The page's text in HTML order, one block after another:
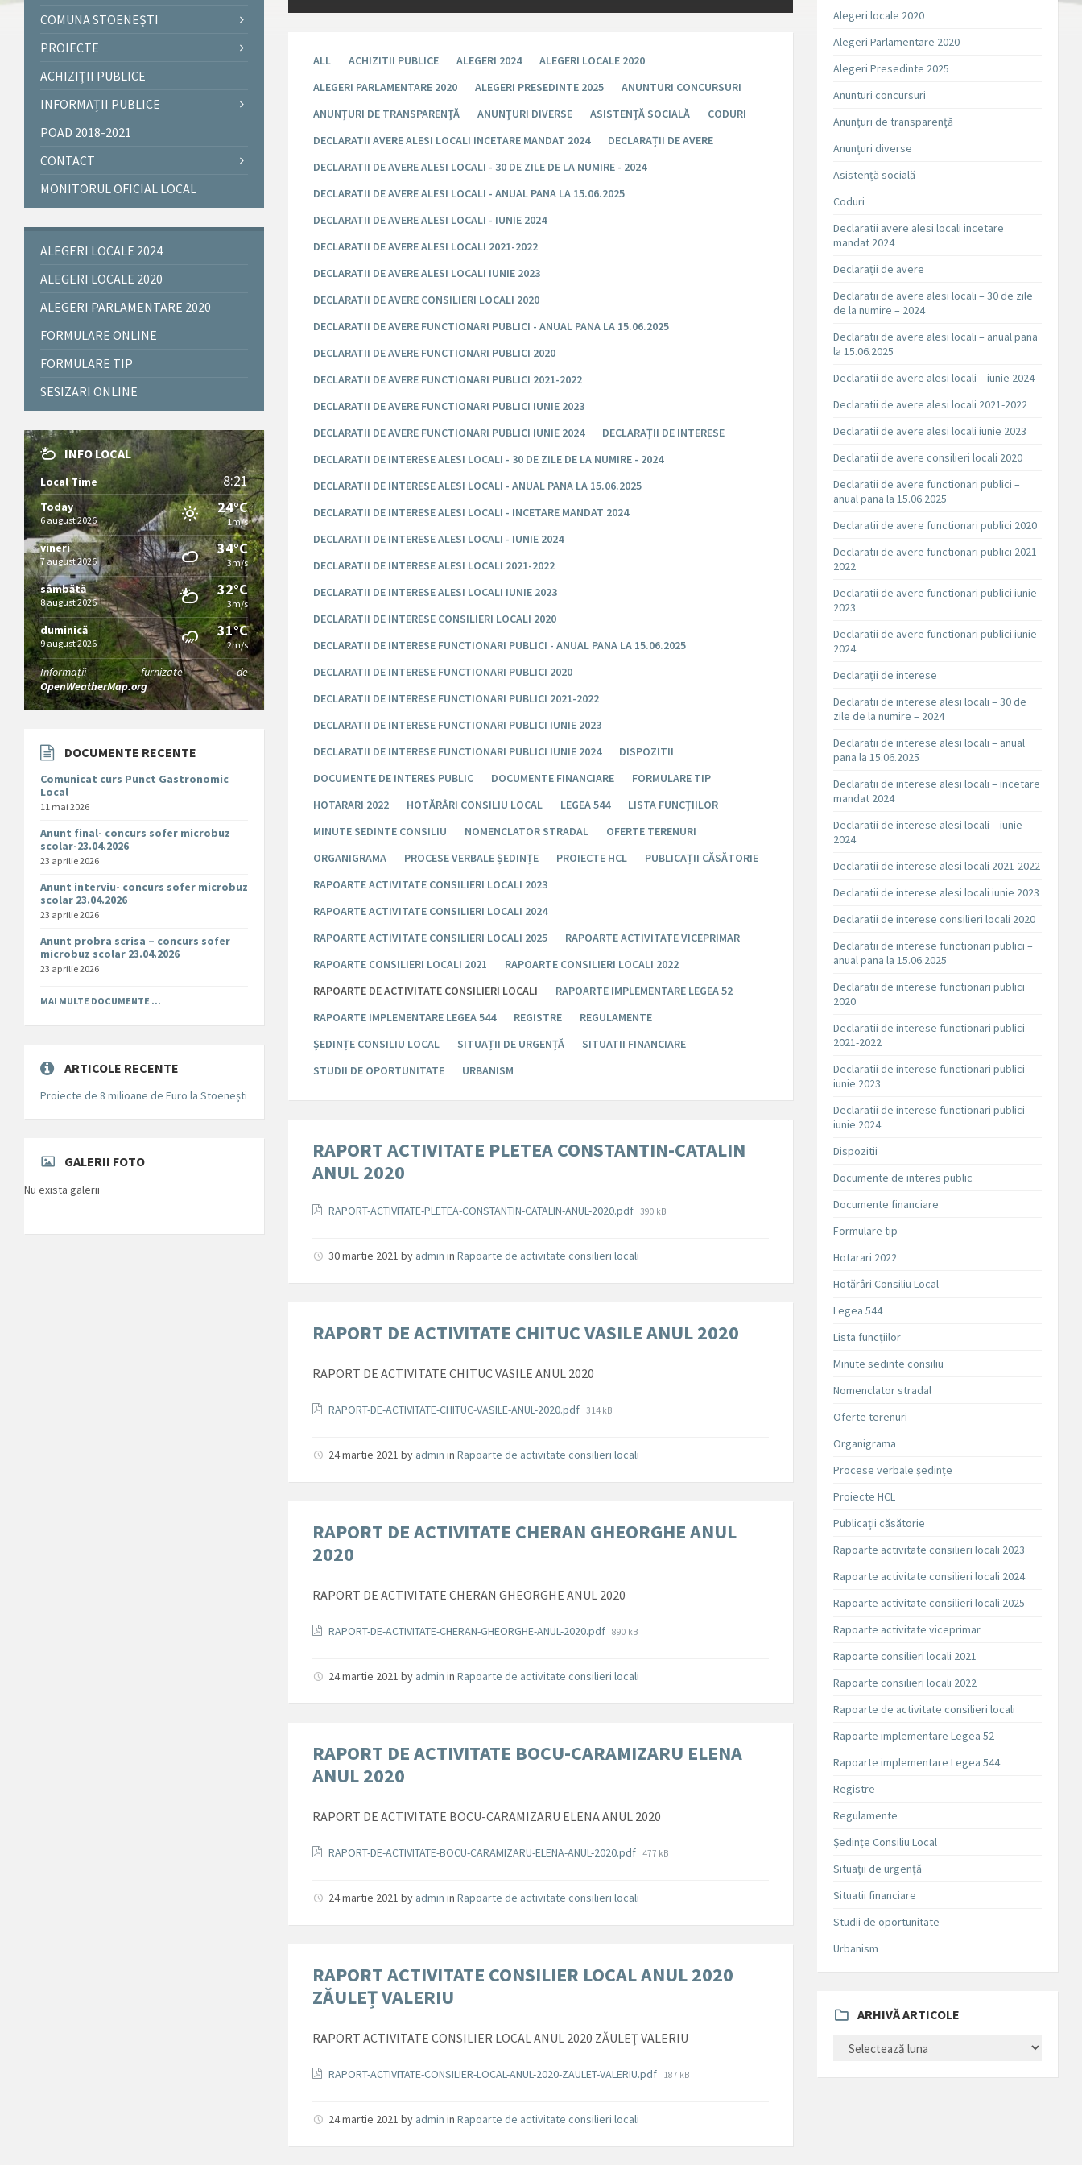
ALL ACHIZITII PUBLICE ALEGERI 2024
ALEGERI LOCALE 2020
ALEGERI PARLAMENTARE 2020
ALEGERI PRESEDINTE 2025
ANUNTURI CONCURSURI
ANUNȚURI DE TRANSPARENȚĂ
ANUNȚURI DIVERSE ASISTENȚĂ SOCIALĂ
CODURI
DECLARATII AVERE ALESI LOCALI INCETARE MANDAT 2024
DECLARAȚII DE AVERE
DECLARATII DE AVERE ALESI LOCALI - 30 DE ZILE DE LA NUMIRE - 2024
DECLARATII DE AVERE ALESI LOCALI - ANUAL PANA LA 15.06.2025
DECLARATII DE AVERE ALESI LOCALI - IUNIE 2024
DECLARATII DE AVERE ALESI LOCALI 2021-2022
DECLARATII DE AVERE ALESI LOCALI IUNIE 2023
DECLARATII DE AVERE CONSILIERI LOCALI 2020
DECLARATII DE AVERE FUNCTIONARI PUBLICI - ANUAL PANA LA 15.06.2025
DECLARATII DE AVERE FUNCTIONARI PUBLICI 2020
DECLARATII DE AVERE FUNCTIONARI PUBLICI 2021-2022
DECLARATII DE AVERE FUNCTIONARI PUBLICI IUNIE 2023
DECLARATII DE AVERE FUNCTIONARI PUBLICI IUNIE 2024
DECLARAȚII DE INTERESE
DECLARATII DE INTERESE ALESI LOCALI - 30 DE ZILE DE LA NUMIRE - 2024
DECLARATII DE INTERESE ALESI LOCALI - ANUAL PANA LA 15.06.2025
DECLARATII DE INTERESE ALESI LOCALI - INCETARE MANDAT 2024
DECLARATII DE INTERESE ALESI LOCALI - IUNIE 2024
DECLARATII DE INTERESE ALESI LOCALI 2021-2022
DECLARATII DE INTERESE ALESI LOCALI IUNIE 2023
DECLARATII DE INTERESE CONSILIERI LOCALI 2020
DECLARATII DE INTERESE FUNCTIONARI PUBLICI - ANUAL PANA LA 15.06.2025
DECLARATII DE INTERESE FUNCTIONARI PUBLICI 2020
DECLARATII DE INTERESE FUNCTIONARI PUBLICI 2021-2022
DECLARATII DE INTERESE FUNCTIONARI PUBLICI IUNIE 2023
DECLARATII DE INTERESE FUNCTIONARI PUBLICI IUNIE 2024
DISPOZITII
DOCUMENTE DE INTERES PUBLIC
DOCUMENTE FINANCIARE
FORMULARE TIP
HOTARARI 2022
HOTĂRÂRI CONSILIU LOCAL LEGEA 544
LISTA FUNCȚIILOR
MINUTE SEDINTE CONSILIU
NOMENCLATOR STRADAL
OFERTE TERENURI
ORGANIGRAMA
PROCESE VERBALE ȘEDINȚE PROIECTE HCL
PUBLICAȚII CĂSĂTORIE
RAPOARTE ACTIVITATE CONSILIERI LOCALI 2023
RAPOARTE ACTIVITATE CONSILIERI LOCALI 2024
RAPOARTE ACTIVITATE CONSILIERI LOCALI 2025
RAPOARTE ACTIVITATE VICEPRIMAR
RAPOARTE CONSILIERI LOCALI 2021
RAPOARTE CONSILIERI LOCALI 2022
RAPOARTE DE ACTIVITATE CONSILIERI LOCALI
RAPOARTE IMPLEMENTARE LEGEA 52
RAPOARTE IMPLEMENTARE LEGEA 544
REGISTRE
REGULAMENTE
ȘEDINȚE CONSILIU LOCAL
SITUAȚII DE URGENȚĂ
SITUATII FINANCIARE
STUDII DE OPORTUNITATE
URBANISM
RAPORT ACTIVITATE PLETEA CONSTANTIN-CATALIN
ANUL 2020
Documente
RAPORT-ACTIVITATE-PLETEA-CONSTANTIN-CATALIN-ANUL-2020.pdf File
390 kB
30 martie 2021by admin inRapoarte de activitate consilieri locali
RAPORT DE ACTIVITATE CHITUC VASILE ANUL 2020
RAPORT DE ACTIVITATE CHITUC VASILE ANUL 2020
Documente
RAPORT-DE-ACTIVITATE-CHITUC-VASILE-ANUL-2020.pdf File
314 kB
24 martie 2021by admin inRapoarte de activitate consilieri locali
RAPORT DE ACTIVITATE CHERAN GHEORGHE ANUL
2020
RAPORT DE ACTIVITATE CHERAN GHEORGHE ANUL 2020
Documente
RAPORT-DE-ACTIVITATE-CHERAN-GHEORGHE-ANUL-2020.pdf File
890 kB
24 martie 2021by admin inRapoarte de activitate consilieri locali
RAPORT DE ACTIVITATE BOCU-CARAMIZARU ELENA
ANUL 2020
RAPORT DE ACTIVITATE BOCU-CARAMIZARU ELENA ANUL 2020
Documente
RAPORT-DE-ACTIVITATE-BOCU-CARAMIZARU-ELENA-ANUL-2020.pdf File
477 kB
24 martie 2021by admin inRapoarte de activitate consilieri locali
RAPORT ACTIVITATE CONSILIER LOCAL ANUL 2020
ZĂULEȚ VALERIU
RAPORT ACTIVITATE CONSILIER LOCAL ANUL 2020 ZĂULEȚ VALERIU
Documente
RAPORT-ACTIVITATE-CONSILIER-LOCAL-ANUL-2020-ZAULET-VALERIU.pdf File
187 kB
24 martie 2021by admin inRapoarte de activitate consilieri locali
COMUNA STOENEȘTI
PROIECTE
ACHIZIȚII PUBLICE
INFORMAȚII PUBLICE
POAD 2018-2021
CONTACT
MONITORUL OFICIAL LOCAL
ALEGERI LOCALE 2024
ALEGERI LOCALE 2020
ALEGERI PARLAMENTARE 2020
FORMULARE ONLINE
FORMULARE TIP
SESIZARI ONLINE
INFO LOCAL
Local Time 8:21
Today
6 august 2026
24°C
1m/s
vineri
7 august 2026
34°C
3m/s
sâmbătă
8 august 2026
32°C
3m/s
duminică
9 august 2026
31°C
2m/s
Informații furnizate de
OpenWeatherMap.org
DOCUMENTE RECENTE
Comunicat curs Punct Gastronomic
Local
11 mai 2026
Anunt final- concurs sofer microbuz
scolar-23.04.2026
23 aprilie 2026
Anunt interviu- concurs sofer microbuz
scolar 23.04.2026
23 aprilie 2026
Anunt probra scrisa – concurs sofer
microbuz scolar 23.04.2026
23 aprilie 2026
MAI MULTE DOCUMENTE ...
ARTICOLE RECENTE
Proiecte de 8 milioane de Euro la Stoenești
GALERII FOTO
Nu exista galerii
Alegeri locale 2020
Alegeri Parlamentare 2020
Alegeri Presedinte 2025
Anunturi concursuri
Anunțuri de transparență
Anunțuri diverse
Asistență socială
Coduri
Declaratii avere alesi locali incetare
mandat 2024
Declarații de avere
Declaratii de avere alesi locali – 30 de zile
de la numire – 2024
Declaratii de avere alesi locali – anual pana
la 15.06.2025
Declaratii de avere alesi locali – iunie 2024
Declaratii de avere alesi locali 2021-2022
Declaratii de avere alesi locali iunie 2023
Declaratii de avere consilieri locali 2020
Declaratii de avere functionari publici –
anual pana la 15.06.2025
Declaratii de avere functionari publici 2020
Declaratii de avere functionari publici 2021-
2022
Declaratii de avere functionari publici iunie
2023
Declaratii de avere functionari publici iunie
2024
Declarații de interese
Declaratii de interese alesi locali – 30 de
zile de la numire – 2024
Declaratii de interese alesi locali – anual
pana la 15.06.2025
Declaratii de interese alesi locali – incetare
mandat 2024
Declaratii de interese alesi locali – iunie
2024
Declaratii de interese alesi locali 2021-2022
Declaratii de interese alesi locali iunie 2023
Declaratii de interese consilieri locali 2020
Declaratii de interese functionari publici –
anual pana la 15.06.2025
Declaratii de interese functionari publici
2020
Declaratii de interese functionari publici
2021-2022
Declaratii de interese functionari publici
iunie 2023
Declaratii de interese functionari publici
iunie 2024
Dispozitii
Documente de interes public
Documente financiare
Formulare tip
Hotarari 2022
Hotărâri Consiliu Local
Legea 544
Lista funcțiilor
Minute sedinte consiliu
Nomenclator stradal
Oferte terenuri
Organigrama
Procese verbale ședințe
Proiecte HCL
Publicații căsătorie
Rapoarte activitate consilieri locali 2023
Rapoarte activitate consilieri locali 2024
Rapoarte activitate consilieri locali 2025
Rapoarte activitate viceprimar
Rapoarte consilieri locali 2021
Rapoarte consilieri locali 2022
Rapoarte de activitate consilieri locali
Rapoarte implementare Legea 52
Rapoarte implementare Legea 544
Registre
Regulamente
Ședințe Consiliu Local
Situații de urgență
Situatii financiare
Studii de oportunitate
Urbanism
ARHIVĂ ARTICOLE
ARTICOLE